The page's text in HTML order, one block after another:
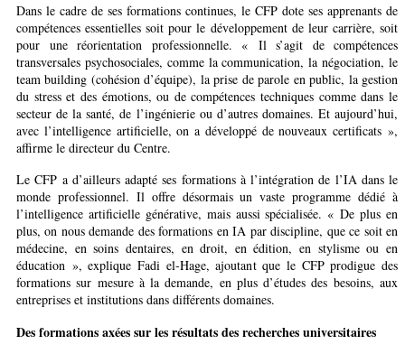
Dans le cadre de ses formations continues, le CFP dote ses apprenants de
compétences essentielles soit pour le développement de leur carrière, soit
pour une réorientation professionnelle. « Il s’agit de compétences
transversales psychosociales, comme la communication, la négociation, le
team building (cohésion d’équipe), la prise de parole en public, la gestion
du stress et des émotions, ou de compétences techniques comme dans le
secteur de la santé, de l’ingénierie ou d’autres domaines. Et aujourd’hui,
avec l’intelligence artificielle, on a développé de nouveaux certificats »,
affirme le directeur du Centre.
Le CFP a d’ailleurs adapté ses formations à l’intégration de l’IA dans le
monde professionnel. Il offre désormais un vaste programme dédié à
l’intelligence artificielle générative, mais aussi spécialisée. « De plus en
plus, on nous demande des formations en IA par discipline, que ce soit en
médecine, en soins dentaires, en droit, en édition, en stylisme ou en
éducation », explique Fadi el-Hage, ajoutant que le CFP prodigue des
formations sur mesure à la demande, en plus d’études des besoins, aux
entreprises et institutions dans différents domaines.
Des formations axées sur les résultats des recherches universitaires